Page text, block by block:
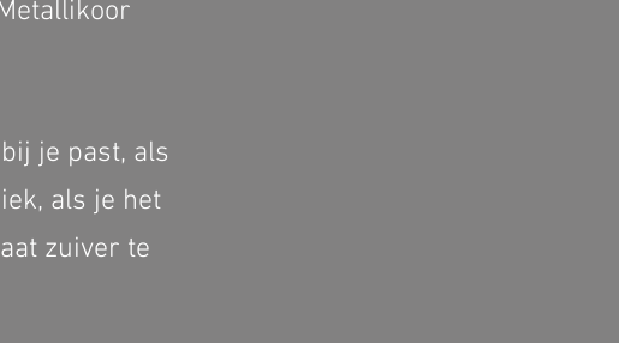
je past, als
als je het
zuiver te